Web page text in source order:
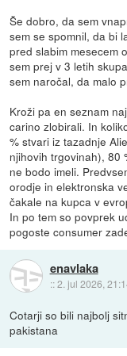
Še dobro, da sem
sem se spomnil, da bi
pred slabim mesecem
sem prej v 3 letih
sem naročal, da malo
Kroži pa en seznam
carino zlobirali. In
% stvari iz tazadnje
njihovih trgovinah), 80
ne bodo imeli.
orodje in elektronska
čakale na kupca v
In po tem so povprek
pogoste consumer
enavlaka
::2. jul 2026,
Cotarji so bili najbolj
pakistana